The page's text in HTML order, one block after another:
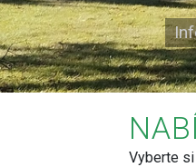
Vyberte